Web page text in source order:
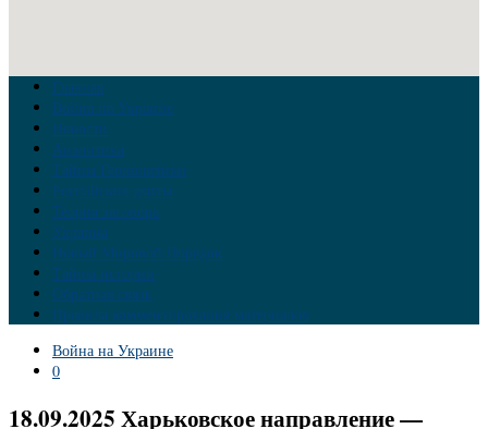
Главная
Война на Украине
Новости
Аналитика
Тайны Геополитики
Российские элиты
Теория заговора
Украина
Новый Мировой Порядок
Тайны истории
Обратная связь
Правила комментирования материалов
Война на Украине
0
18.09.2025 Харьковское направление —